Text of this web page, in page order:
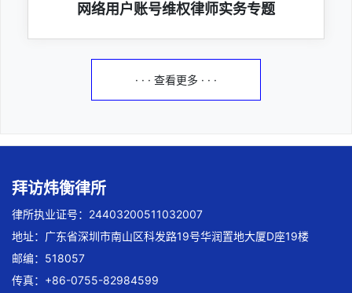
网络用户账号维权律师实务专题
· · · 查看更多 · · ·
拜访炜衡律所
律所执业证号：24403200511032007
地址：广东省深圳市南山区科发路19号华润置地大厦D座19楼
邮编：518057
传真：+86-0755-82984599